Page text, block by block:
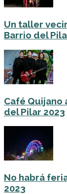
Un taller
Barrio del
Café Quijano
del Pilar 2023
No habrá
2023